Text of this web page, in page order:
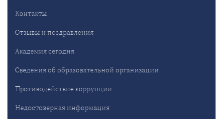
Контакты
Отзывы и поздравления
Академия сегодня
Сведения об образовательной организации
Противодействие коррупции
Недостоверная информация